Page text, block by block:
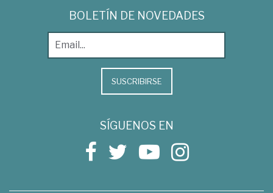
BOLETÍN DE NOVEDADES
SUSCRIBIRSE
SÍGUENOS EN